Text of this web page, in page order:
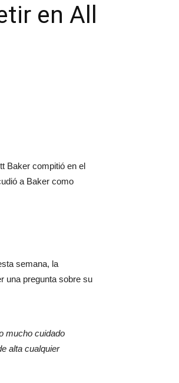
en All
Baker compitió en el
a Baker como
semana, la
una pregunta sobre su
mucho cuidado
alta cualquier